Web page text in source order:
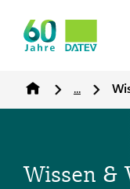
...
Wissen &